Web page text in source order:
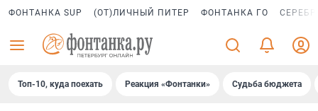
ФОНТАНКА SUP (ОТ)ЛИЧНЫЙ ПИТЕР ФОНТАНКА ГО
Топ-10, куда поехать Реакция «Фонтанки» Судьба бюджета